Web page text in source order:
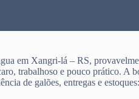
em Xangri-lá – RS,
trabalhoso e pouco prático. A
de galões, entregas e